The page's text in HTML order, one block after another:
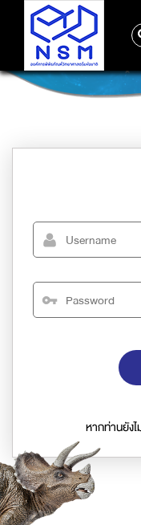
หากท่านยัง